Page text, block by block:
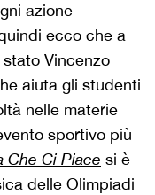
azione
ecco che a
Vincenzo
aiuta gli studenti
nelle materie
sportivo più
Che Ci Piace si è
delle Olimpiadi